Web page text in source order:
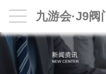
九游会·J9阀